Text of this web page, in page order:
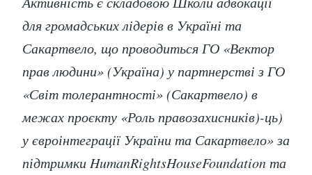
для громадських лідерів в Україні та
Сакартвело, що проводиться ГО «Вектор
прав людини» (Україна) у партнерстві з ГО
«Світ толерантності» (Сакартвело) в
межах проєкту «Роль правозахисників)-ць)
у євроінтеграції України та Сакартвело» за
підтримки HumanRightsHouseFoundation та